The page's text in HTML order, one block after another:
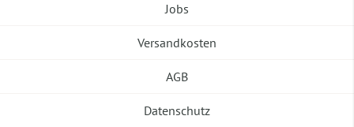
Jobs
Versandkosten
AGB
Datenschutz